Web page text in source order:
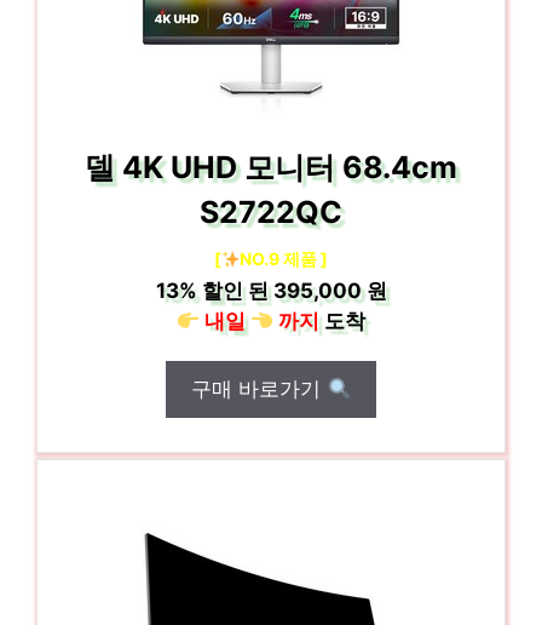
델 4K UHD 모니터 68.4cm
S2722QC
[ NO.9 제품 ]
13%할인 된395,000 원
내일
까지도착
구매 바로가기